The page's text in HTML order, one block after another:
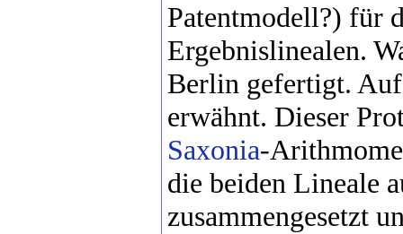
Patentmodell?) für
Ergebnislinealen.
Berlin gefertigt.
erwähnt. Dieser
Saxonia-
die beiden Lineale
zusammengesetzt